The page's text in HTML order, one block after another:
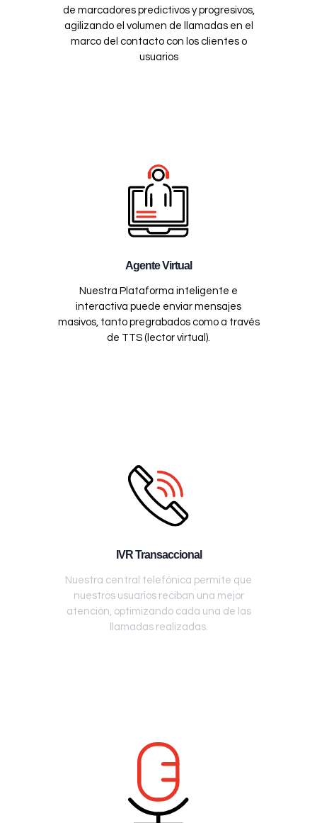
de marcadores predictivos y progresivos,
agilizando el volumen de llamadas en el
marco del contacto con los clientes o
usuarios
Agente Virtual
Nuestra Plataforma inteligente e
interactiva puede enviar mensajes
masivos, tanto pregrabados como a través
de TTS (lector virtual).
IVR Transaccional
Nuestra central telefónica permite que
nuestros usuarios reciban una mejor
atención, optimizando cada una de las
llamadas realizadas.